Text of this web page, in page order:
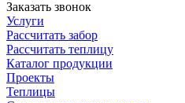
Заказать звонок
Услуги
Рассчитать забор
Рассчитать теплицу
Каталог продукции
Проекты
Теплицы